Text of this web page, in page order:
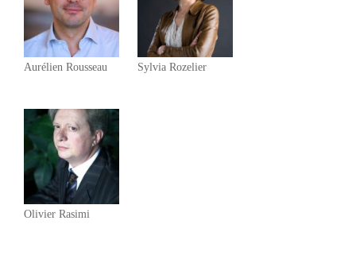
Aurélien Rousseau Sylvia Rozelier
Olivier Rasimi